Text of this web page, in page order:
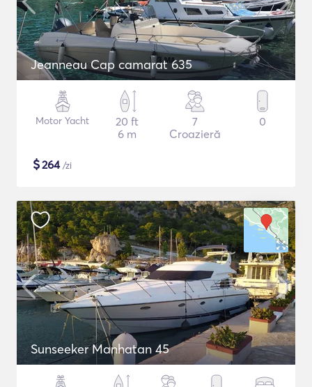
Jeanneau Cap camarat 635
Motor Yacht
20 ft
6 m
7
Croazieră
0
$264/zi
Sunseeker Manhatan 45